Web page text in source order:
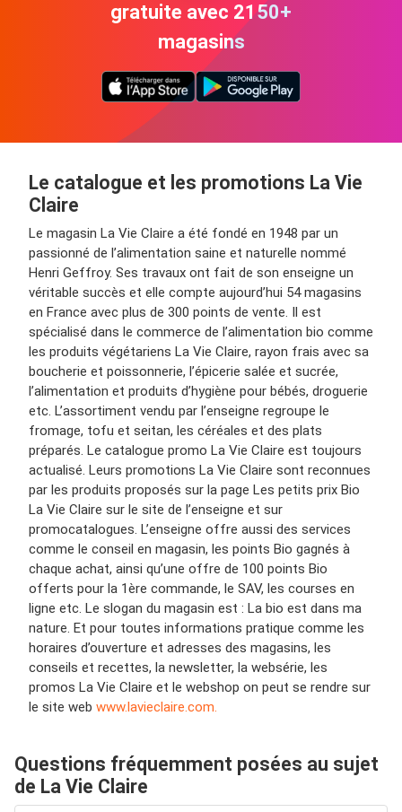
gratuite avec 2150+
magasins
Le catalogue et les promotions La Vie
Claire
Le magasin La Vie Claire a été fondé en 1948 par un
passionné de l’alimentation saine et naturelle nommé
Henri Geffroy. Ses travaux ont fait de son enseigne un
véritable succès et elle compte aujourd’hui 54 magasins
en France avec plus de 300 points de vente. Il est
spécialisé dans le commerce de l’alimentation bio comme
les produits végétariens La Vie Claire, rayon frais avec sa
boucherie et poissonnerie, l’épicerie salée et sucrée,
l’alimentation et produits d’hygiène pour bébés, droguerie
etc. L’assortiment vendu par l’enseigne regroupe le
fromage, tofu et seitan, les céréales et des plats
préparés. Le catalogue promo La Vie Claire est toujours
actualisé. Leurs promotions La Vie Claire sont reconnues
par les produits proposés sur la page Les petits prix Bio
La Vie Claire sur le site de l’enseigne et sur
promocatalogues. L’enseigne offre aussi des services
comme le conseil en magasin, les points Bio gagnés à
chaque achat, ainsi qu’une offre de 100 points Bio
offerts pour la 1ère commande, le SAV, les courses en
ligne etc. Le slogan du magasin est : La bio est dans ma
nature. Et pour toutes informations pratique comme les
horaires d’ouverture et adresses des magasins, les
conseils et recettes, la newsletter, la websérie, les
promos La Vie Claire et le webshop on peut se rendre sur
le site web www.lavieclaire.com.
Questions fréquemment posées au sujet
de La Vie Claire